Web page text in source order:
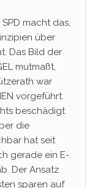
macht das,
über
Das Bild der
mutmaßt,
war
vorgeführt.
beschädigt
die
hat seit
gerade ein E-
Der Ansatz
sparen auf